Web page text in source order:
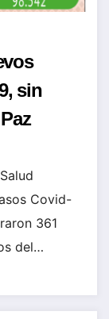
sin
Covid-
361
del…